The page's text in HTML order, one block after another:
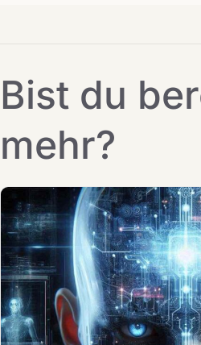
Bist du
mehr?